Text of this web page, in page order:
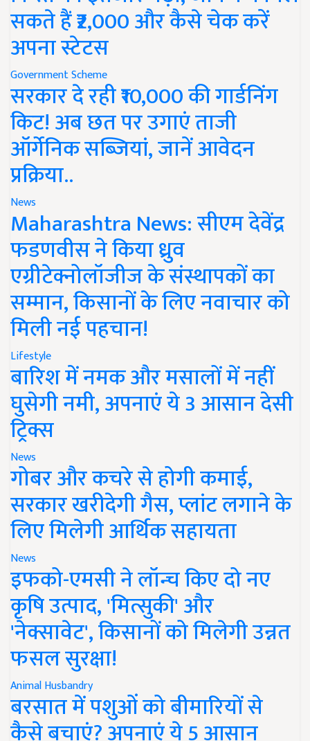
सकते हैं ₹2,000 और कैसे चेक करें
अपना स्टेटस
Government Scheme
सरकार दे रही ₹10,000 की गार्डनिंग
किट! अब छत पर उगाएं ताजी
ऑर्गेनिक सब्जियां, जानें आवेदन
प्रक्रिया..
News
Maharashtra News: सीएम देवेंद्र
फडणवीस ने किया ध्रुव
एग्रीटेक्नोलॉजीज के संस्थापकों का
सम्मान, किसानों के लिए नवाचार को
मिली नई पहचान!
Lifestyle
बारिश में नमक और मसालों में नहीं
घुसेगी नमी, अपनाएं ये 3 आसान देसी
ट्रिक्स
News
गोबर और कचरे से होगी कमाई,
सरकार खरीदेगी गैस, प्लांट लगाने के
लिए मिलेगी आर्थिक सहायता
News
इफको-एमसी ने लॉन्च किए दो नए
कृषि उत्पाद, 'मित्सुकी' और
'नेक्सावेट', किसानों को मिलेगी उन्नत
फसल सुरक्षा!
Animal Husbandry
बरसात में पशुओं को बीमारियों से
कैसे बचाएं? अपनाएं ये 5 आसान